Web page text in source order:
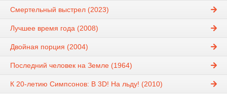
Смертельный выстрел (2023)
Лучшее время года (2008)
Двойная порция (2004)
Последний человек на Земле (1964)
К 20-летию Симпсонов: В 3D! На льду! (2010)